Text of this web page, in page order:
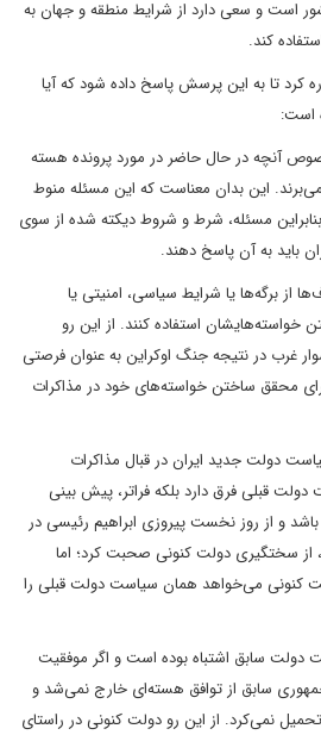
است و سعی دارد از شرایط منطقه و جهان به
کند.
کرد تا به این پرسش پاسخ داده شود که آیا
است:
آنچه در حال حاضر در مورد پرونده هسته
این بدان معناست که این مسئله منوط
مسئله، شرط و شروط دیکته شده از سوی
باید به آن پاسخ دهند.
برگه‌ها یا شرایط سیاسی، امنیتی یا
استفاده کنند. از این رو
غرب در نتیجه جنگ اوکراین به عنوان فرصتی
برای محقق ساختن خواسته‌های خود در مذاکرات
دولت جدید ایران در قبال مذاکرات
قبلی فرق دارد بلکه فراتر، پیش بینی
و از روز نخست پیروزی ابراهیم رئیسی در
از سختگیری دولت کنونی صحبت کرد؛ اما
می‌خواهد همان سیاست دولت قبلی را
سابق اشتباه بوده است و اگر موفقیت
سابق از توافق هسته‌ای خارج نمی‌شد و
نمی‌کرد. از این رو دولت کنونی در راستای